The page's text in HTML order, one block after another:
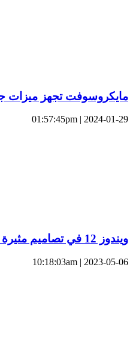
مايكروسوفت تجهز ميزات
2024-01-29 | 01:57:45pm
ويندوز 12 في تصاميم مثيرة للاهتمام
2023-05-06 | 10:18:03am